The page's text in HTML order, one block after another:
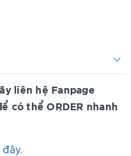
liên hệ Fanpage
có thể ORDER nhanh
.